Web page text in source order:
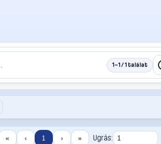
1–1 / 1 találat
« ‹ 1 › » Ugrás: